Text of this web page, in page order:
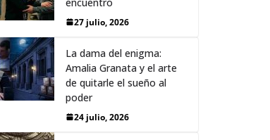
27 julio, 2026
La dama del enigma:
Amalia Granata y el arte
de quitarle el sueño al
poder
24 julio, 2026